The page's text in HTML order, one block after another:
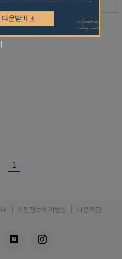
1
개인정보처리방침 이용약관